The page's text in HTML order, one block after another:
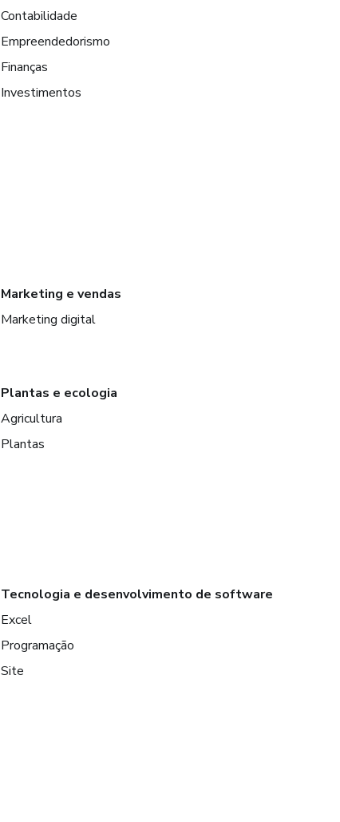
Contabilidade
Empreendedorismo
Finanças
Investimentos
Marketing e vendas
Marketing digital
Plantas e ecologia
Agricultura
Plantas
Tecnologia e desenvolvimento de software
Excel
Programação
Site